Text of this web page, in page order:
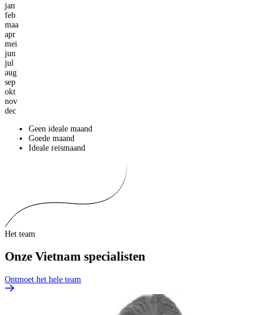
jan
feb
maa
apr
mei
jun
jul
aug
sep
okt
nov
dec
Geen ideale maand
Goede maand
Ideale reismaand
Het team
Onze Vietnam specialisten
Ontmoet het hele team